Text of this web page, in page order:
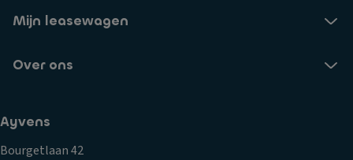
Mijn leasewagen
Over ons
Ayvens
Bourgetlaan 42